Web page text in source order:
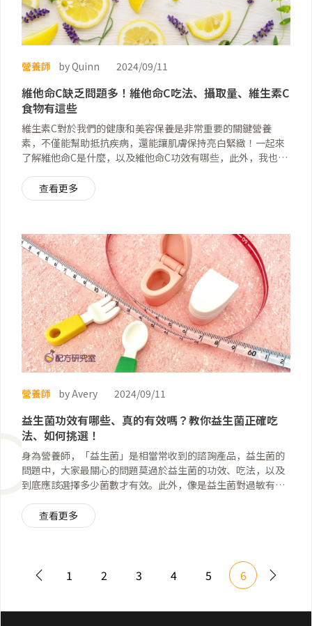
營養師 by Quinn 2024/09/11
維他命C缺乏問題多！維他命C吃法、攝取量、維生素C
食物有這些
維生素C對於我們的健康和美容保養是非常重要的關鍵營養
素，不僅能幫助抵抗疾病，還能讓肌膚保持亮白緊緻！一起來
了解維他命C是什麼，以及維他命C功效有哪些，此外，我也會
能輕鬆達標維他命C攝取量，保持內外兼修的美麗與健康。
查看更多
營養師 by Avery 2024/09/11
益生菌功效有哪些、真的有效嗎？教你益生菌正確吃
法、如何挑選！
身為營養師，「益生菌」是相當常收到的諮詢產品，益生菌的
問題中，大家最關心的問題莫過於益生菌的功效、吃法，以及
到底應該選擇多少菌數才有效。此外，像是益生菌對過敏有用
等。 這篇文章就是為了回答這些常見疑問而寫的，也希望幫助
有同樣問題的你更清楚了解益生菌的作用，並找到最適合自己
查看更多
1 2 3 4 5 6